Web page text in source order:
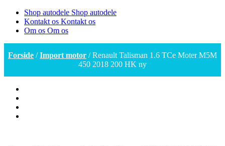
Shop autodele Shop autodele
Kontakt os Kontakt os
Om os Om os
Forside /Import motor / Renault Talisman 1.6 TCe Moter M5M
450 2018 200 HK ny